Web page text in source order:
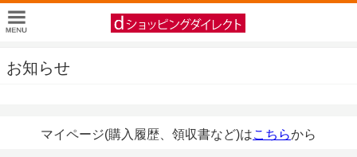
お知らせ
マイページ(購入履歴、領収書など)はこちらから